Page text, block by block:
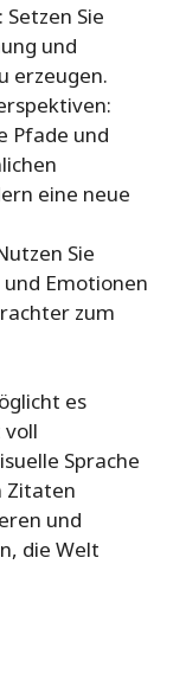
Sie
und
erzeugen.
Pfade und
eine neue
Sie
Emotionen
zum
es
Sprache
Zitaten
und
die Welt